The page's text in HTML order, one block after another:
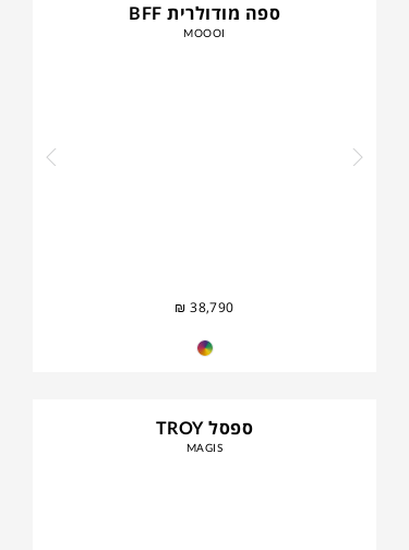
ספה מודולרית BFF
MOOOI
₪ 38,790
ספסל TROY
MAGIS